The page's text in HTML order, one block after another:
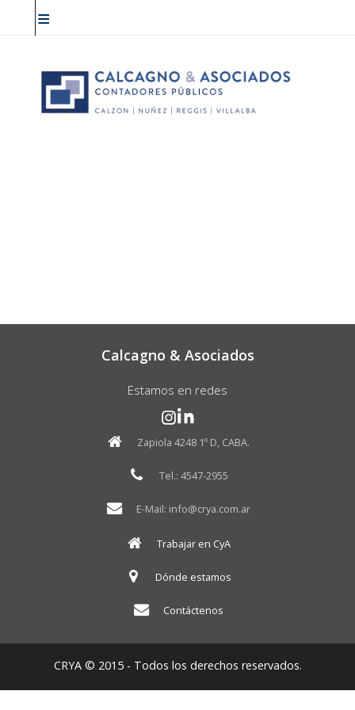
Calcagno & Asociados
Estamos en redes
Zapiola 4248 1º D, CABA.
Tel.: 4547-2955
E-Mail: info@crya.com.ar
Trabajar en CyA
Dónde estamos
Contáctenos
CRYA © 2015 - Todos los derechos reservados.